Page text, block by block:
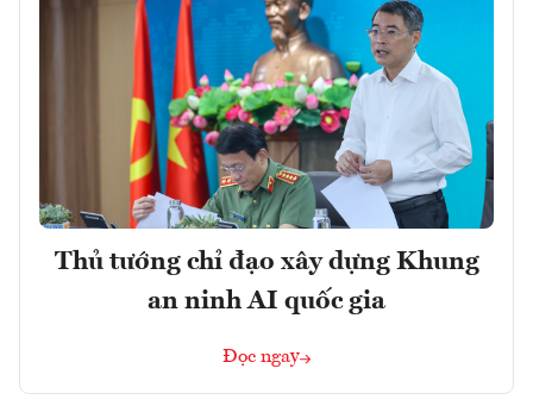
Thủ tướng chỉ đạo xây dựng Khung
an ninh AI quốc gia
Đọc ngay